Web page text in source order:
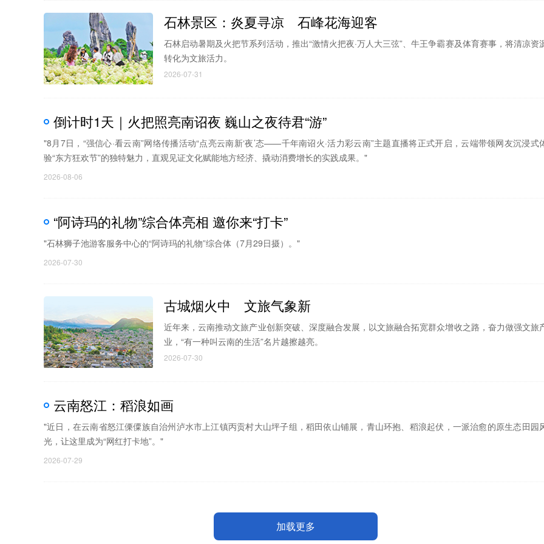
石林景区：炎夏寻凉 石峰花海迎客
石林启动暑期及火把节系列活动，推出“激情火把夜·万人大三弦”、牛王争霸赛及体育赛事，将清凉资
转化为文旅活力。
2026-07-31
倒计时1天｜火把照亮南诏夜 巍山之夜待君“游”
"8月7日，“强信心·看云南”网络传播活动“点亮云南新‘夜’态——千年南诏火·活力彩云南”主题直播将正式开启，云端带领网友沉浸式
验“东方狂欢节”的独特魅力，直观见证文化赋能地方经济、撬动消费增长的实践成果。"
2026-08-06
“阿诗玛的礼物”综合体亮相 邀你来“打卡”
"石林狮子池游客服务中心的“阿诗玛的礼物”综合体（7月29日摄）。"
2026-07-30
古城烟火中 文旅气象新
近年来，云南推动文旅产业创新突破、深度融合发展，以文旅融合拓宽群众增收之路，奋力做强文旅
业，“有一种叫云南的生活”名片越擦越亮。
2026-07-30
云南怒江：稻浪如画
"近日，在云南省怒江傈僳族自治州泸水市上江镇丙贡村大山坪子组，稻田依山铺展，青山环抱、稻浪起伏，一派治愈的原生态田园
光，让这里成为“网红打卡地”。"
2026-07-29
加载更多